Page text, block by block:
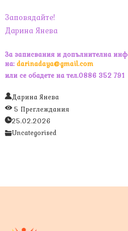
Заповядайте!
Дарина Янева
За записвания и допълнителна
на: darinadaya@gmail.com
или се обадете на тел.0886 352 791
Дарина Янева
5 Преглеждания
25.02.2026
Uncategorised